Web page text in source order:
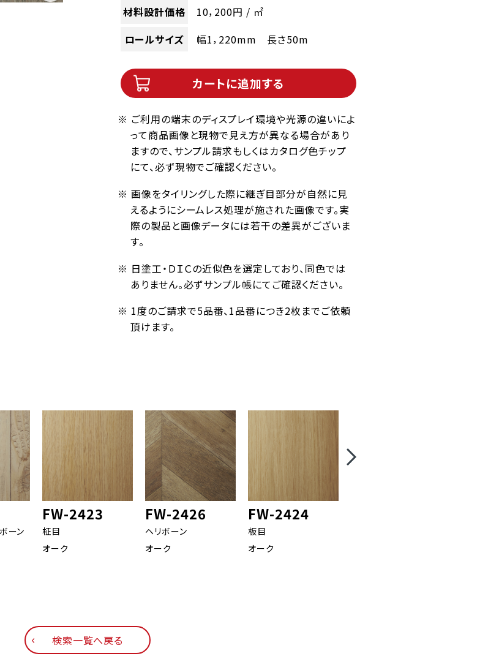
材料設計価格
10，200円 / ㎡
ロールサイズ
幅1，220mm 長さ50m
カートに追加する
※ ご利用の端末のディスプレイ環境や光源の違いによ
って商品画像と現物で見え方が異なる場合があり
ますので、サンプル請求もしくはカタログ色チップ
にて、必ず現物でご確認ください。
※ 画像をタイリングした際に継ぎ目部分が自然に見
えるようにシームレス処理が施された画像です。実
際の製品と画像データには若干の差異がございま
す。
※ 日塗工・ＤＩＣの近似色を選定しており、同色では
ありません。必ずサンプル帳にてご確認ください。
※ 1度のご請求で5品番、1品番につき2枚までご依頼
頂けます。
ーン
FW-2423
柾目
オーク
FW-2426
ヘリボーン
オーク
FW-2424
板目
オーク
検索一覧へ戻る